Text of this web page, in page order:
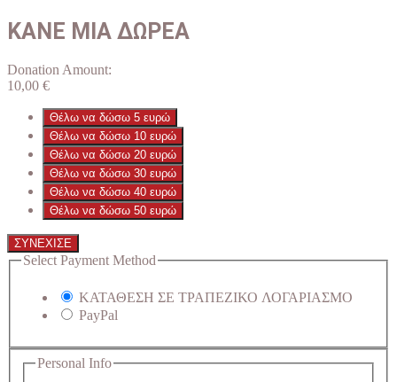
ΚΑΝΕ ΜΙΑ ΔΩΡΕΑ
Donation Amount:
10,00 €
Θέλω να δώσω 5 ευρώ
Θέλω να δώσω 10 ευρώ
Θέλω να δώσω 20 ευρώ
Θέλω να δώσω 30 ευρώ
Θέλω να δώσω 40 ευρώ
Θέλω να δώσω 50 ευρώ
ΣΥΝΕΧΙΣΕ
Select Payment Method
ΚΑΤΑΘΕΣΗ ΣΕ ΤΡΑΠΕΖΙΚΟ ΛΟΓΑΡΙΑΣΜΟ
PayPal
Personal Info